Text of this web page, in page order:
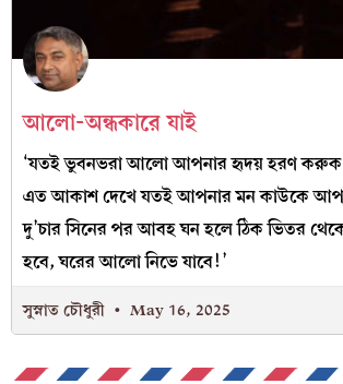
আলো-অন্ধকারে যাই
‘যতই ভুবনভরা আলো আপনার হৃদয় হরণ
এত আকাশ দেখে যতই আপনার মন কাউকে
দু’চার সিনের পর আবহ ঘন হলে ঠিক ভিতর থেকে
হবে, ঘরের আলো নিভে যাবে!’
সুস্নাত চৌধুরী May 16, 2025